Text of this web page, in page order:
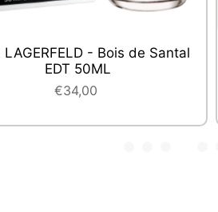
PAUL GAULTIER - Scandal
Femme Intense EDP 50ML
€50,00